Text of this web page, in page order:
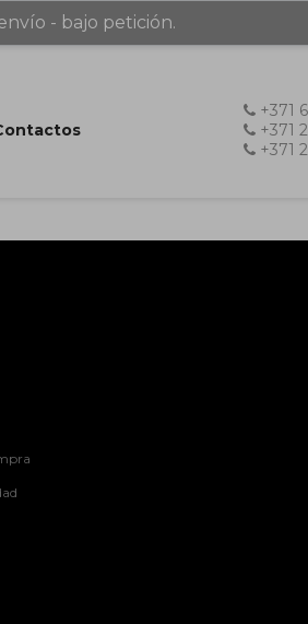
- bajo petición.
+371
+371
+371